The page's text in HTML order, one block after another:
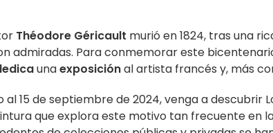
Théodore Géricault murió en 1824, tras una
admiradas. Para conmemorar este
unaexposiciónal artista francés y, más
al 15 de septiembre de 2024, venga a descubrir
que explora este motivo tan frecuente en